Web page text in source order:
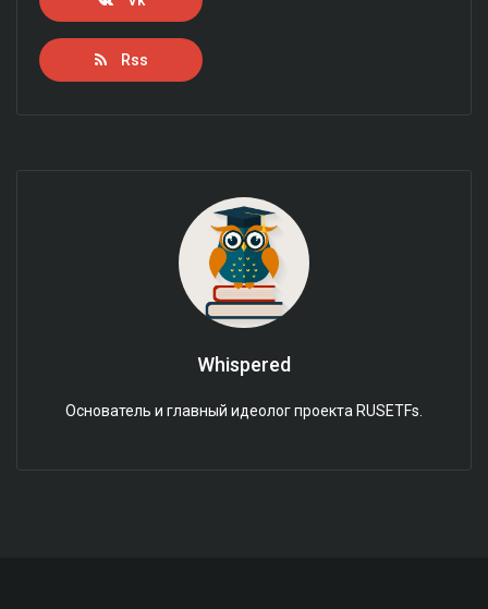
Rss
Whispered
Основатель и главный идеолог проекта RUSETFs.